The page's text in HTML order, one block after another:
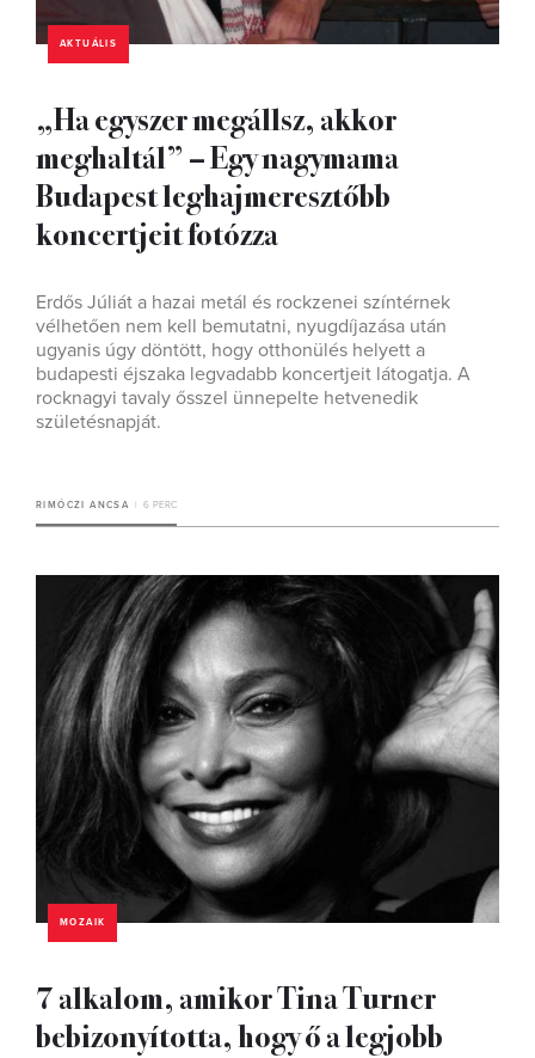
AKTUÁLIS
„Ha egyszer megállsz, akkor
meghaltál” – Egy nagymama
Budapest leghajmeresztőbb
koncertjeit fotózza
Erdős Júliát a hazai metál és rockzenei színtérnek
vélhetően nem kell bemutatni, nyugdíjazása után
ugyanis úgy döntött, hogy otthonülés helyett a
budapesti éjszaka legvadabb koncertjeit látogatja. A
rocknagyi tavaly ősszel ünnepelte hetvenedik
születésnapját.
RIMÓCZI ANCSA 6 PERC
MOZAIK
7 alkalom, amikor Tina Turner
bebizonyította, hogy ő a legjobb